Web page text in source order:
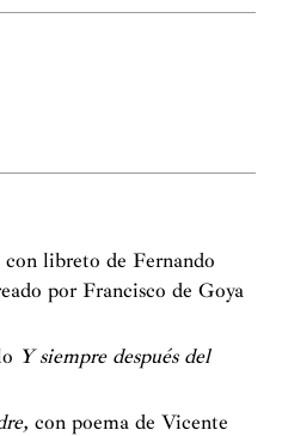
con libreto de Fernando
por Francisco de Goya
Y siempre después del
con poema de Vicente